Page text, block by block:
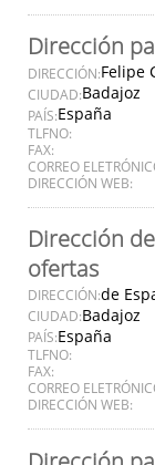
Dirección
DIRECCIÓN:Felipe
CIUDAD:Badajoz
PAÍS:España
TLFNO:
FAX:
CORREO
DIRECCIÓN WEB:
Dirección
ofertas
DIRECCIÓN:de
CIUDAD:Badajoz
PAÍS:España
TLFNO:
FAX:
CORREO
DIRECCIÓN WEB: